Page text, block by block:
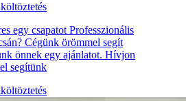
egy csapatot Professzionális
Cégünk örömmel segít
önnek egy ajánlatot. Hívjon
segítünk